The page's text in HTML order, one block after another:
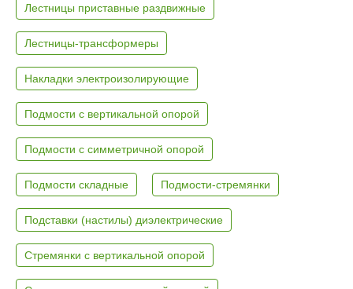
Лестницы приставные раздвижные
Лестницы-трансформеры
Накладки электроизолирующие
Подмости с вертикальной опорой
Подмости с симметричной опорой
Подмости складные Подмости-стремянки
Подставки (настилы) диэлектрические
Стремянки с вертикальной опорой